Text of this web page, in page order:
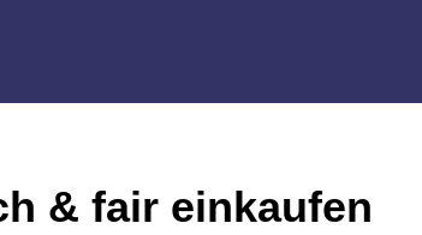
& fair einkaufen